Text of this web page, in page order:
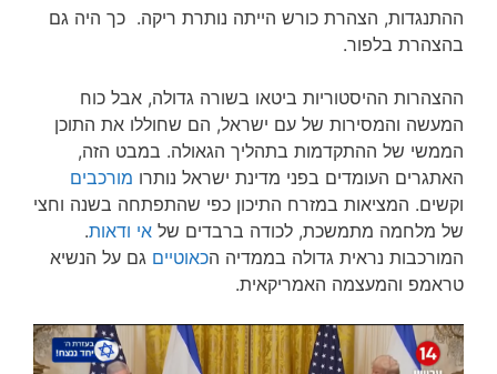
ההתנגדות, הצהרת כורש הייתה נותרת ריקה. כך היה גם
בהצהרת בלפור.
ההצהרות ההיסטוריות ביטאו בשורה גדולה, אבל כוח
המעשה והמסירות של עם ישראל, הם שחוללו את התוכן
הממשי של ההתקדמות בתהליך הגאולה. במבט הזה,
האתגרים העומדים בפני מדינת ישראל נותרו מורכבים
וקשים. המציאות במזרח התיכון כפי שהתפתחה בשנה וחצי
של מלחמה מתמשכת, לכודה ברבדים של אי ודאות.
המורכבות נראית גדולה בממדיה הכאוטיים גם על הנשיא
טראמפ והמעצמה האמריקאית.